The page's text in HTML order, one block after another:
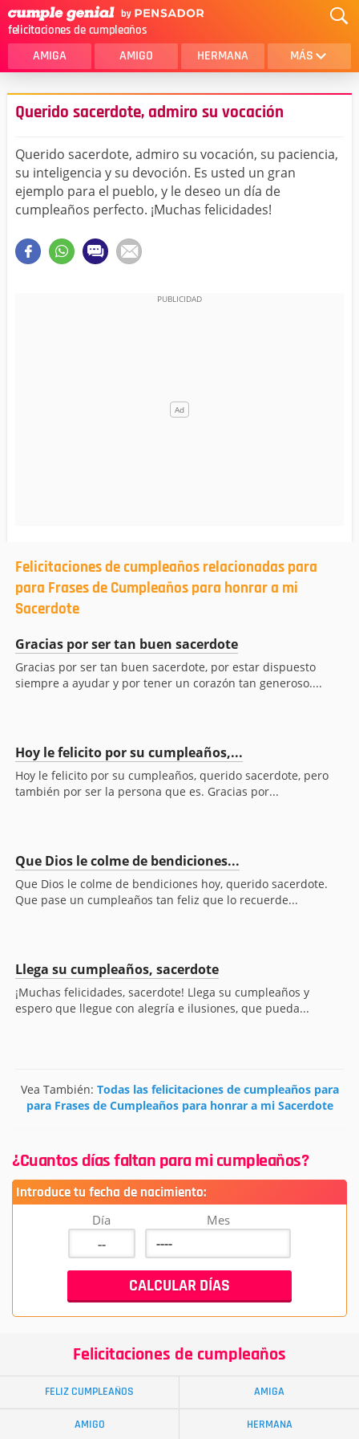
felicitaciones de cumpleaños
AMIGA AMIGO HERMANA MÁS
MAMA
AMOR
SOBRINA
HIJA
HERMANO
HIJO
PAPA
Querido sacerdote, admiro su vocación
Querido sacerdote, admiro su vocación, su paciencia,
su inteligencia y su devoción. Es usted un gran
ejemplo para el pueblo, y le deseo un día de
cumpleaños perfecto. ¡Muchas felicidades!
Felicitaciones de cumpleaños relacionadas para
para Frases de Cumpleaños para honrar a mi
Sacerdote
Gracias por ser tan buen sacerdote
Gracias por ser tan buen sacerdote, por estar dispuesto
siempre a ayudar y por tener un corazón tan generoso....
Hoy le felicito por su cumpleaños,...
Hoy le felicito por su cumpleaños, querido sacerdote, pero
también por ser la persona que es. Gracias por...
Que Dios le colme de bendiciones...
Que Dios le colme de bendiciones hoy, querido sacerdote.
Que pase un cumpleaños tan feliz que lo recuerde...
Llega su cumpleaños, sacerdote
¡Muchas felicidades, sacerdote! Llega su cumpleaños y
espero que llegue con alegría e ilusiones, que pueda...
Vea También: Todas las felicitaciones de cumpleaños para
para Frases de Cumpleaños para honrar a mi Sacerdote
¿Cuantos días faltan para mi cumpleaños?
Introduce tu fecha de nacimiento:
Día Mes
Felicitaciones de cumpleaños
FELIZ CUMPLEAÑOS AMIGA
AMIGO HERMANA